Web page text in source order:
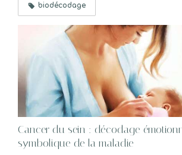
biodécodage
Cancer du sein : décodage
symbolique de la maladie